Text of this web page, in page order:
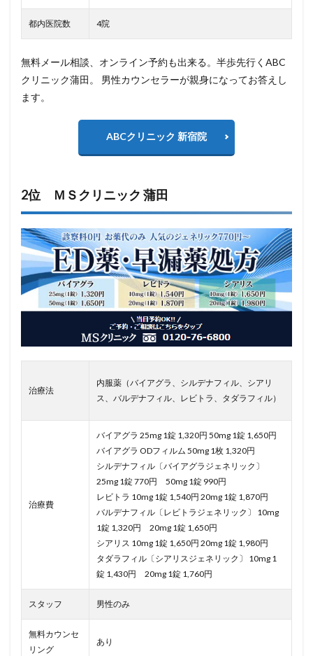
都内医院数 4院
無料メール相談、オンライン予約も出来る。半歩先行くABC
クリニック蒲田。 男性カウンセラーが親身になってお答えし
ます。
ABCクリニック 新宿院
2位 ＭＳクリニック 蒲田
治療法
内服薬（バイアグラ、シルデナフィル、シアリ
ス、バルデナフィル、レビトラ、タダラフィル）
治療費
バイアグラ 25mg 1錠 1,320円 50mg 1錠 1,650円
バイアグラ ODフィルム 50mg 1枚 1,320円
シルデナフィル〔バイアグラジェネリック〕
25mg 1錠 770円 50mg 1錠 990円
レビトラ 10mg 1錠 1,540円 20mg 1錠 1,870円
バルデナフィル〔レビトラジェネリック〕 10mg
1錠 1,320円 20mg 1錠 1,650円
シアリス 10mg 1錠 1,650円 20mg 1錠 1,980円
タダラフィル〔シアリスジェネリック〕 10mg 1
錠 1,430円 20mg 1錠 1,760円
スタッフ 男性のみ
無料カウンセ
リング
あり